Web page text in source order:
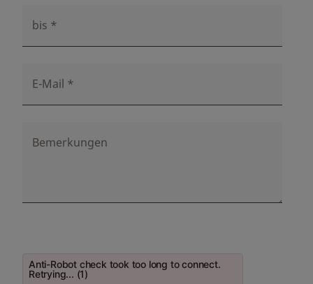
bis *
E-Mail *
Bemerkungen
Anti-Robot check took too long to connect.
Retrying... (1)